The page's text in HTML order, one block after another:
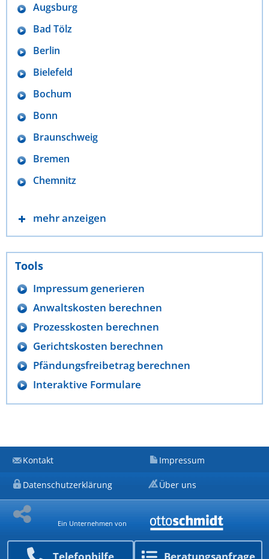
Augsburg
Bad Tölz
Berlin
Bielefeld
Bochum
Bonn
Braunschweig
Bremen
Chemnitz
mehr anzeigen
Tools
Impressum generieren
Anwaltskosten berechnen
Prozesskosten berechnen
Gerichtskosten berechnen
Pfändungsfreibetrag berechnen
Interaktive Formulare
Kontakt Impressum
Datenschutzerklärung Über uns
Ein Unternehmen von